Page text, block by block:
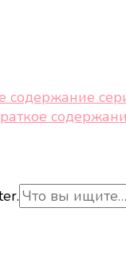
содержание
трендах,